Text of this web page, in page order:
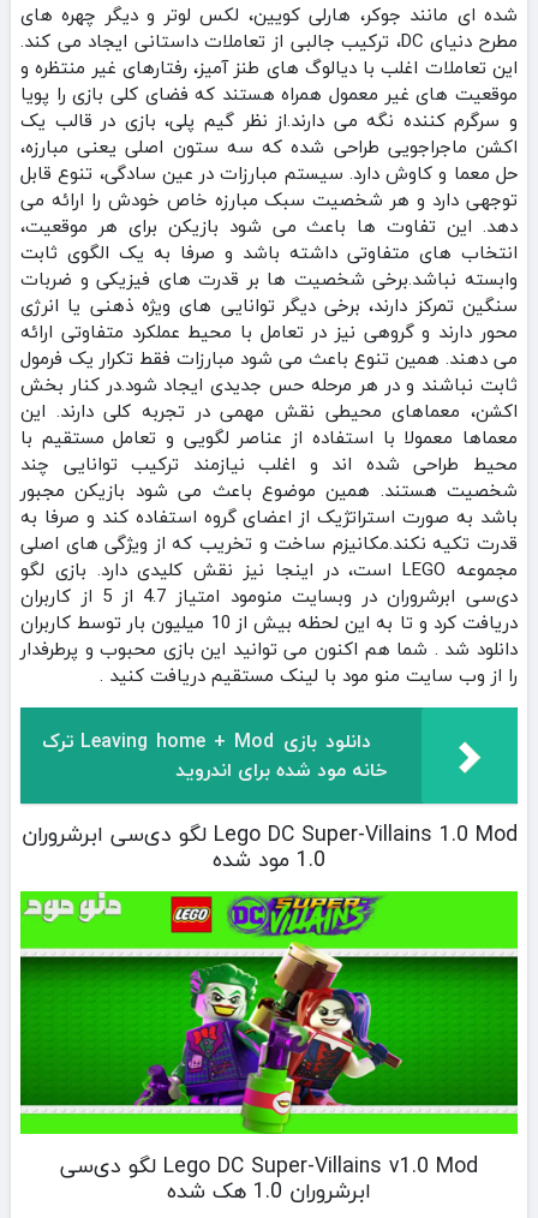
شده‌ ای مانند جوکر، هارلی کویین، لکس لوتر و دیگر چهره‌ های
مطرح دنیای DC، ترکیب جالبی از تعاملات داستانی ایجاد می‌ کند.
این تعاملات اغلب با دیالوگ‌ های طنز آمیز، رفتارهای غیر منتظره و
موقعیت‌ های غیر معمول همراه هستند که فضای کلی بازی را پویا
و سرگرم‌ کننده نگه می‌ دارند.از نظر گیم‌ پلی، بازی در قالب یک
اکشن ماجراجویی طراحی شده که سه ستون اصلی یعنی مبارزه،
حل معما و کاوش دارد. سیستم مبارزات در عین سادگی، تنوع قابل
توجهی دارد و هر شخصیت سبک مبارزه خاص خودش را ارائه می‌
دهد. این تفاوت‌ ها باعث می‌ شود بازیکن برای هر موقعیت،
انتخاب‌ های متفاوتی داشته باشد و صرفا به یک الگوی ثابت
وابسته نباشد.برخی شخصیت‌ ها بر قدرت‌ های فیزیکی و ضربات
سنگین تمرکز دارند، برخی دیگر توانایی‌ های ویژه ذهنی یا انرژی‌
محور دارند و گروهی نیز در تعامل با محیط عملکرد متفاوتی ارائه
می‌ دهند. همین تنوع باعث می‌ شود مبارزات فقط تکرار یک فرمول
ثابت نباشند و در هر مرحله حس جدیدی ایجاد شود.در کنار بخش
اکشن، معماهای محیطی نقش مهمی در تجربه کلی دارند. این
معماها معمولا با استفاده از عناصر لگویی و تعامل مستقیم با
محیط طراحی شده‌ اند و اغلب نیازمند ترکیب توانایی چند
شخصیت هستند. همین موضوع باعث می‌ شود بازیکن مجبور
باشد به‌ صورت استراتژیک از اعضای گروه استفاده کند و صرفا به
قدرت تکیه نکند.مکانیزم ساخت و تخریب که از ویژگی‌ های اصلی
مجموعه LEGO است، در اینجا نیز نقش کلیدی دارد. بازی لگو
دی‌سی ابرشروران در وبسایت منومود امتیاز 4.7 از 5 از کاربران
دریافت کرد و تا به این لحظه بیش از 10 میلیون بار توسط کاربران
دانلود شد . شما هم اکنون می توانید این بازی محبوب و پرطرفدار
را از وب سایت منو مود با لینک مستقیم دریافت کنید .
دانلود بازی Leaving home + Mod ترک
خانه مود شده برای اندروید
Lego DC Super-Villains 1.0 Mod لگو دی‌سی ابرشروران
1.0 مود شده
Lego DC Super-Villains v1.0 Mod لگو دی‌سی
ابرشروران 1.0 هک شده